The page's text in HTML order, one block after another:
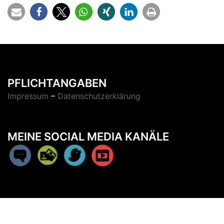
PFLICHTANGABEN
Impressum – Datenschutzerklärung
MEINE SOCIAL MEDIA KANÄLE